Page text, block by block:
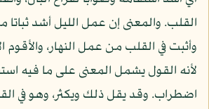
القلب. والمعنى إن عمل الليل أشد ثباتا
وأثبت في القلب من عمل النهار،
لأنه القول يشمل المعنى على ما فيه
اضطراب. وقد يقل ذلك ويكثر، وهو في